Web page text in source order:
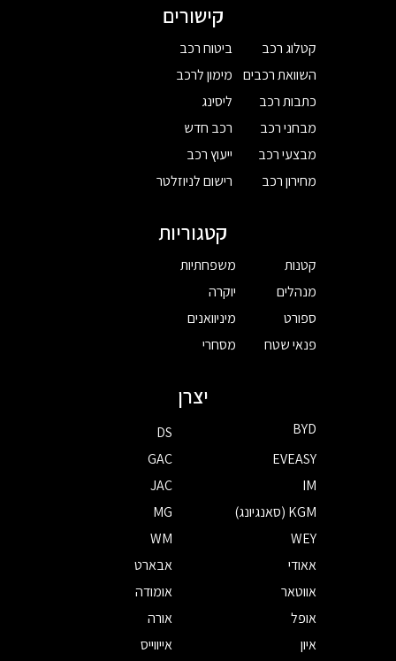
קישורים
קטלוג רכב
השוואת רכבים
כתבות רכב
מבחני רכב
מבצעי רכב
מחירון רכב
ביטוח רכב
מימון לרכב
ליסינג
רכב חדש
ייעוץ רכב
רישום לניוזלטר
קטגוריות
קטנות
מנהלים
ספורט
פנאי שטח
משפחתיות
יוקרה
מיניוואנים
מסחרי
יצרן
BYD
DS
EVEASY
GAC
IM
JAC
KGM (סאנגיונג)
MG
WEY
WM
אאודי
אבארט
אווטאר
אומודה
אופל
אורה
איון
אייווייס